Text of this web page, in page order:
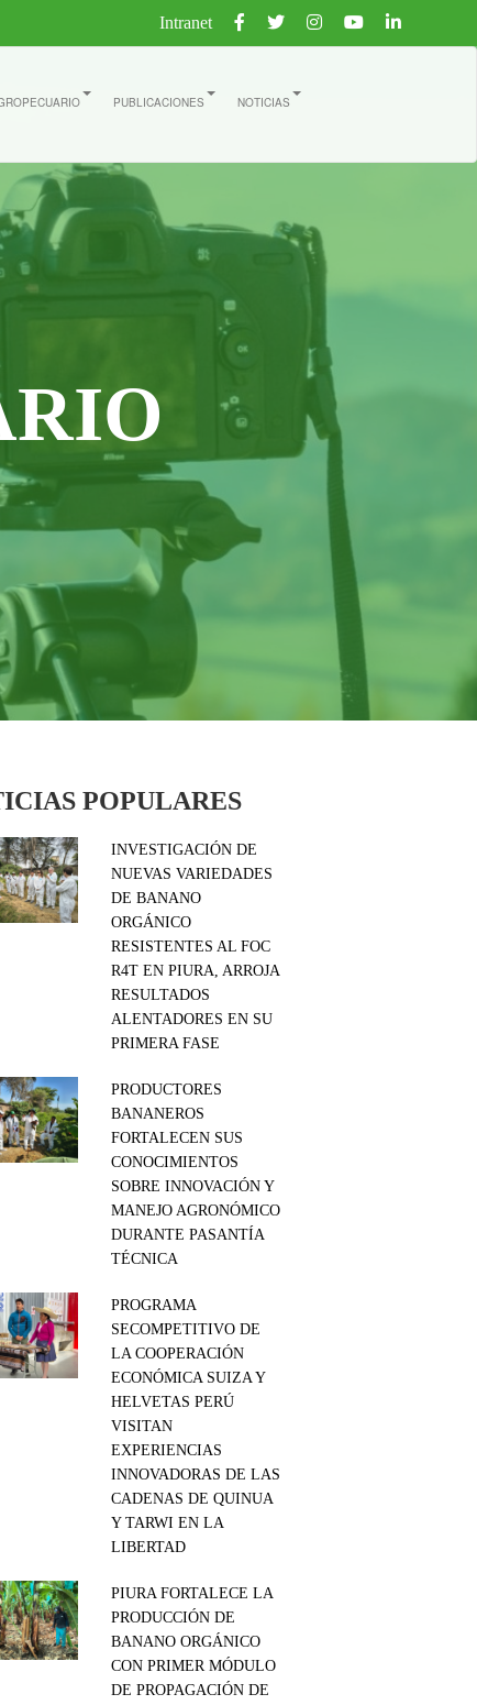
Intranet
PUBLICACIONES NOTICIAS
POPULARES
INVESTIGACIÓN DE
NUEVAS VARIEDADES
DE BANANO
ORGÁNICO
RESISTENTES AL FOC
R4T EN PIURA, ARROJA
RESULTADOS
ALENTADORES EN SU
PRIMERA FASE
PRODUCTORES
BANANEROS
FORTALECEN SUS
CONOCIMIENTOS
SOBRE INNOVACIÓN Y
MANEJO AGRONÓMICO
DURANTE PASANTÍA
TÉCNICA
PROGRAMA
SECOMPETITIVO DE
LA COOPERACIÓN
ECONÓMICA SUIZA Y
HELVETAS PERÚ
VISITAN
EXPERIENCIAS
INNOVADORAS DE LAS
CADENAS DE QUINUA
Y TARWI EN LA
LIBERTAD
PIURA FORTALECE LA
PRODUCCIÓN DE
BANANO ORGÁNICO
CON PRIMER MÓDULO
DE PROPAGACIÓN DE